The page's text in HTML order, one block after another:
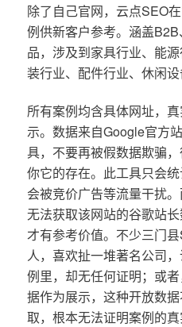
除了自己官网，云点SEO
例供新客户参考。涵盖
品，涉及到家具行业、能
装行业、配件行业、休闲设
所有案例均含具体网址，
示。数据来自Google官方
具，不要再被假数据欺骗
你它的存在。此工具只会
会被竞价广告等流量干扰
无法获取该网站的谷歌站
才有参考价值。不少三门
人，喜欢扯一堆著名公司
例里，却无任何证明；或
据作为展示，这种开放数
取，根本无法证明案例的